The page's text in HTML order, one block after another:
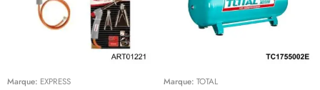
Marque: EXPRESS Marque: TOTAL